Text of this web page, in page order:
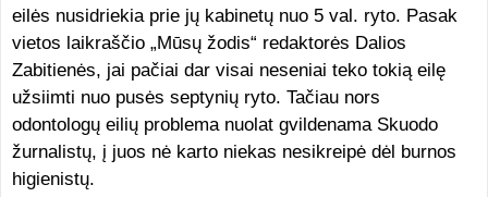
eilės nusidriekia prie jų kabinetų nuo 5 val. ryto. Pasak
vietos laikraščio „Mūsų žodis“ redaktorės Dalios
Zabitienės, jai pačiai dar visai neseniai teko tokią eilę
užsiimti nuo pusės septynių ryto. Tačiau nors
odontologų eilių problema nuolat gvildenama Skuodo
žurnalistų, į juos nė karto niekas nesikreipė dėl burnos
higienistų.